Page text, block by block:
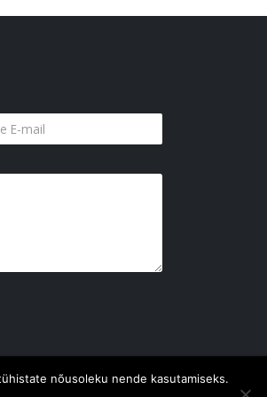
nõusoleku nende kasutamiseks.